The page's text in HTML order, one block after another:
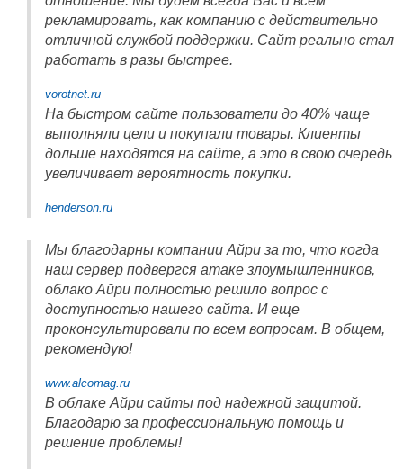
рекламировать, как компанию с действительно
отличной службой поддержки. Сайт реально стал
работать в разы быстрее.
vorotnet.ru
На быстром сайте пользователи до 40% чаще
выполняли цели и покупали товары. Клиенты
дольше находятся на сайте, а это в свою очередь
увеличивает вероятность покупки.
henderson.ru
Мы благодарны компании Айри за то, что когда
наш сервер подвергся атаке злоумышленников,
облако Айри полностью решило вопрос с
доступностью нашего сайта. И еще
проконсультировали по всем вопросам. В общем,
рекомендую!
www.alcomag.ru
В облаке Айри сайты под надежной защитой.
Благодарю за профессиональную помощь и
решение проблемы!